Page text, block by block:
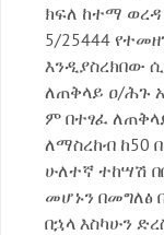
ክፍለ ከተማ ወረዳ
5/25444
እንዲያስረክበው
ለጠቅላይ ዐ/ሕጉ
ም በተፃፈ
ለማስረከብ ከ50
ሁለተኛ ተከሣሽ
መሆኑን በመግለፅ
በኋላ እስካሁን